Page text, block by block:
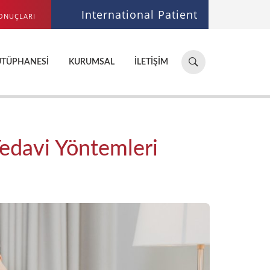
International Patient
Hastane,
doktor,
ara...
KURUMSAL İLETIŞIM
Yöntemleri